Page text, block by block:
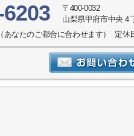
〒400-0032
山梨県甲府市中央４
あなたのご都合に合わせます） 定休